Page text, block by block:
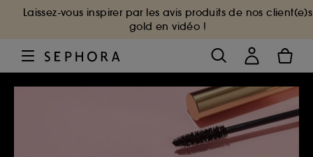
Laissez-vous inspirer par les avis produits de nos client(e)s
gold en vidéo !